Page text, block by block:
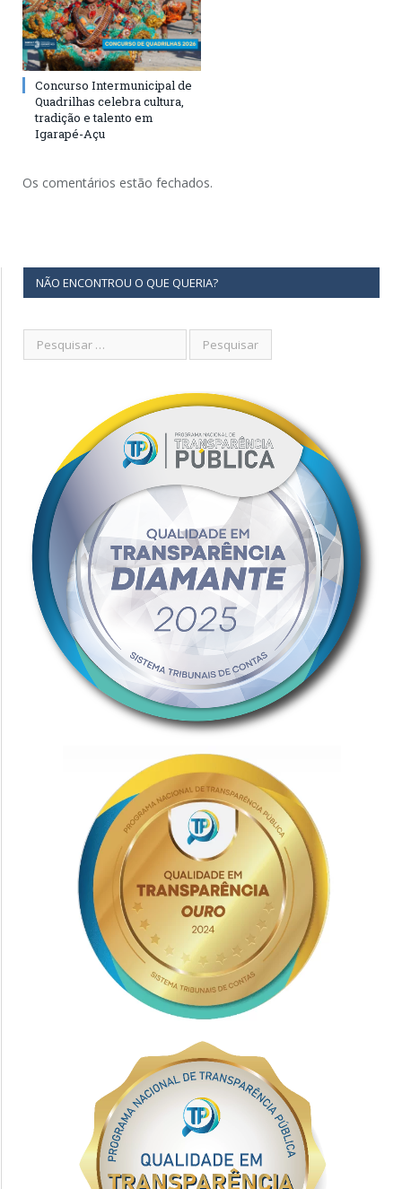
Concurso Intermunicipal de
Quadrilhas celebra cultura,
tradição e talento em
Igarapé-Açu
Os comentários estão fechados.
NÃO ENCONTROU O QUE QUERIA?